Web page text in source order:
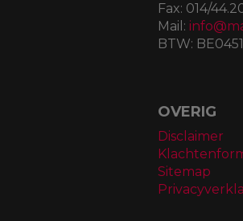
Fax: 014/
Mail:
BTW:
OVERIG
Disclaimer
Sitemap